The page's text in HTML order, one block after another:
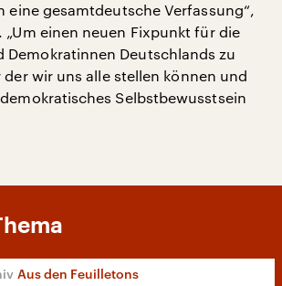
eine gesamtdeutsche Verfassung“,
einen neuen Fixpunkt für die
Demokratinnen Deutschlands zu
wir uns alle stellen können und
Selbstbewusstsein
Aus den Feuilletons